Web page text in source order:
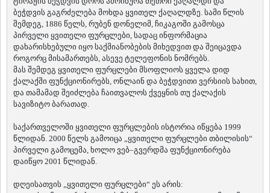
ᲭᲘᲐᲗᲣᲠᲐ
ᲮᲐᲠᲐᲒᲐᲣᲚᲘ
ᲮᲝᲜᲘ
ᲙᲐᲮᲔᲗᲘ
ᲐᲮᲛᲔᲢᲐ
ᲒᲣᲠᲯᲐᲐᲜᲘ
ᲓᲔᲓᲝᲤᲚᲘᲡᲬᲧᲐᲠᲝ
ᲗᲔᲚᲐᲕᲘ
ᲚᲐᲒᲝᲓᲔᲮᲘ
ᲡᲘᲦᲜᲐᲦᲘ
ᲧᲕᲐᲠᲔᲚᲘ
ᲬᲜᲝᲠᲘ
ᲛᲪᲮᲔᲗᲐ–ᲛᲗᲘᲐᲜᲔᲗᲘ
ᲗᲘᲐᲜᲔᲗᲘ
ბეჭდვის გაგრძელება მოხდა ყვითელ ქაღალდზე. სამი წლის
შემდეგ, 1886 წელს, რუბენ დონელიმ, ჩიკაგოში გამოსცა
პირველი ყვითელი ფურცლები, სადაც ინფორმაცია
დახარისხებული იყო საქმიანობების მიხედვით და შეიცავდა
როგორც მისამართებს, ასევე ტელეფონის ნომრებს.
მას შემდეგ ყვითელი ფურცლები მსოფლიოს ყველა დიდ
ქალაქში ფუნქციონირებს, ონლაინ და ბეჭდვითი ვერსიის სახით,
და თამამად შეიძლება ჩაითვალოს ქვეყნის თუ ქალაქის
სავიზიტო ბარათად.
საქართველოში ყვითელი ფურცლების ისტორია იწყება 1999
წლიდან. 2000 წელს გამოიცა „ყვითელი ფურცლები თბილისის“
პირველი გამოცემა, ხოლო ვებ–გვერდმა ფუნქციონირება
დაიწყო 2001 წლიდან.
დღეისათვის „ყვითელი ფურცლები“ ეს არის: